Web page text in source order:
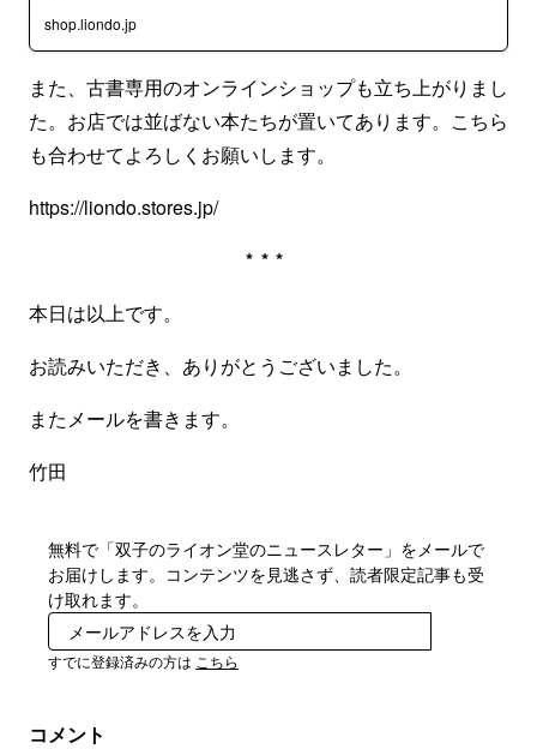
shop.liondo.jp
また、古書専用のオンラインショップも立ち上がりまし
た。お店では並ばない本たちが置いてあります。こちら
も合わせてよろしくお願いします。
https://liondo.stores.jp/
***
本日は以上です。
お読みいただき、ありがとうございました。
またメールを書きます。
竹田
無料で「双子のライオン堂のニュースレター」をメールで
お届けします。コンテンツを見逃さず、読者限定記事も受
け取れます。
すでに登録済みの方は こちら
コメント